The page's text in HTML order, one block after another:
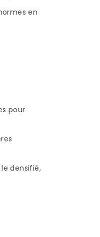
en
pour
densifié,